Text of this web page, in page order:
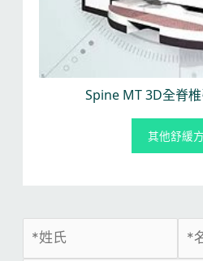
Spine MT 3D全脊
其他舒緩